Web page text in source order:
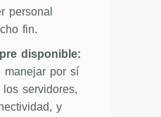
personal
fin.
disponible:
manejar por sí
servidores,
y